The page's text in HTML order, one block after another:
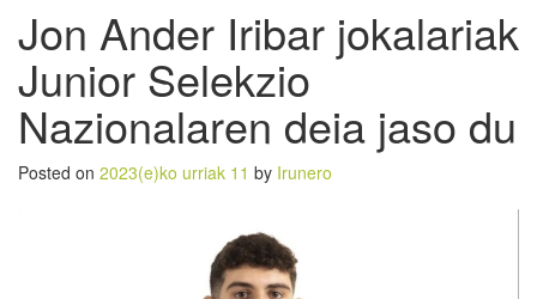
Jon Ander Iribar jokalariak
Junior Selekzio
Nazionalaren deia jaso du
Posted on 2023(e)ko urriak 11 by Irunero